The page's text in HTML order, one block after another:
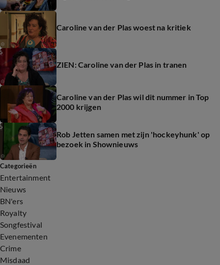
Caroline van der Plas woest na kritiek
ZIEN: Caroline van der Plas in tranen
Caroline van der Plas wil dit nummer in Top
2000 krijgen
Rob Jetten samen met zijn 'hockeyhunk' op
bezoek in Shownieuws
Categorieën
Entertainment
Nieuws
BN'ers
Royalty
Songfestival
Evenementen
Crime
Misdaad